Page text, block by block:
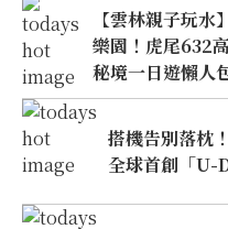
【雲林親子玩
樂園！虎尾632
秘境一日遊懶人
搭機告別落枕
全球首創「U-